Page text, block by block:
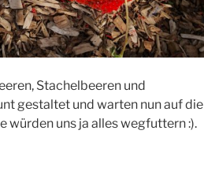
Stachelbeeren und
gestaltet und warten nun auf die
würden uns ja alles wegfuttern :).